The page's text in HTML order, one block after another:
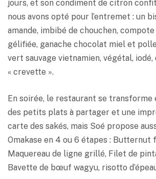
jours, et son condiment de citron
nous avons opté pour l’entremet : un
amande, imbibé de chouchen,
gélifiée, ganache chocolat miel et
vert sauvage vietnamien, végétal, iodé,
« crevette ».
En soirée, le restaurant se transforme
des petits plats à partager et une
carte des sakés, mais Soé propose
Omakase en 4 ou 6 étapes : Butternut
Maquereau de ligne grillé, Filet de
Bavette de bœuf wagyu, risotto